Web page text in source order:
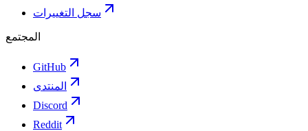
سجل التغييرات
المجتمع
GitHub
المنتدى
Discord
Reddit